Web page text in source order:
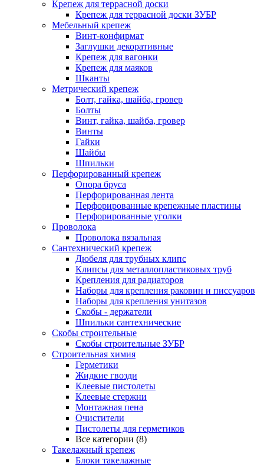
Крепеж для террасной доски
Крепеж для террасной доски ЗУБР
Мебельный крепеж
Винт-конфирмат
Заглушки декоративные
Крепеж для вагонки
Крепеж для маяков
Шканты
Метрический крепеж
Болт, гайка, шайба, гровер
Болты
Винт, гайка, шайба, гровер
Винты
Гайки
Шайбы
Шпильки
Перфорированный крепеж
Опора бруса
Перфорированная лента
Перфорированные крепежные пластины
Перфорированные уголки
Проволока
Проволока вязальная
Сантехнический крепеж
Дюбеля для трубных клипс
Клипсы для металлопластиковых труб
Крепления для радиаторов
Наборы для крепления раковин и писсуаров
Наборы для крепления унитазов
Скобы - держатели
Шпильки сантехнические
Скобы строительные
Скобы строительные ЗУБР
Строительная химия
Герметики
Жидкие гвозди
Клеевые пистолеты
Клеевые стержни
Монтажная пена
Очистители
Пистолеты для герметиков
Все категории (8)
Такелажный крепеж
Блоки такелажные